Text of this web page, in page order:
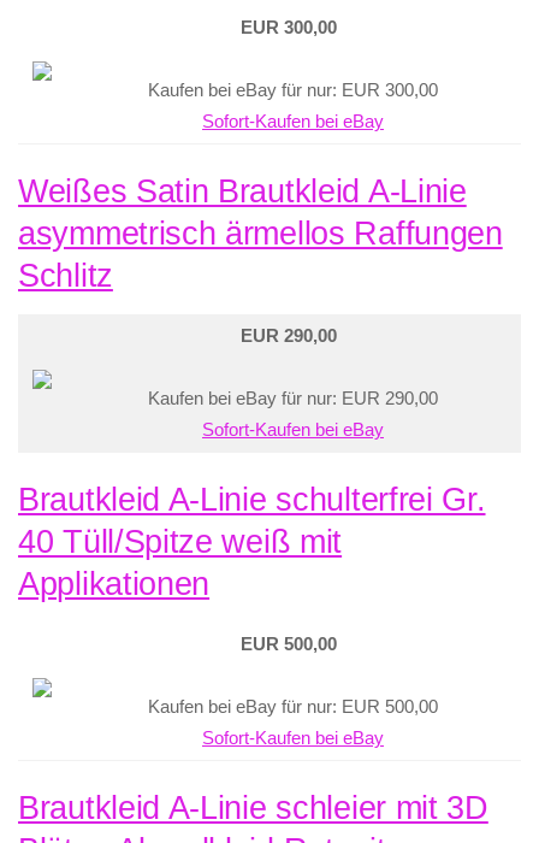
EUR 300,00
Kaufen bei eBay für nur: EUR 300,00
Sofort-Kaufen bei eBay
Weißes Satin Brautkleid A-Linie
asymmetrisch ärmellos Raffungen
Schlitz
EUR 290,00
Kaufen bei eBay für nur: EUR 290,00
Sofort-Kaufen bei eBay
Brautkleid A-Linie schulterfrei Gr.
40 Tüll/Spitze weiß mit
Applikationen
EUR 500,00
Kaufen bei eBay für nur: EUR 500,00
Sofort-Kaufen bei eBay
Brautkleid A-Linie schleier mit 3D